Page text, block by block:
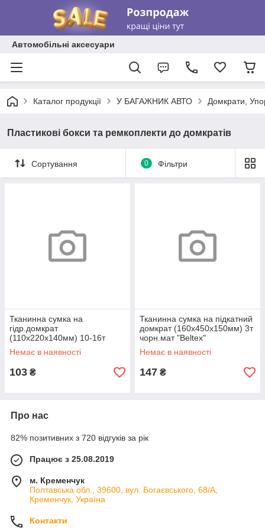
Автомобільні аксесуари
Каталог продукції У БАГАЖНИК АВТО Домкрати,
Пластикові бокси та ремкоплекти до домкратів
Сортування 0 Фільтри
Тканинна сумка на
гідр.домкрат
(110х220х140мм) 10-16т
чорн.мат (L) "Beltex"
Немає в наявності
103 ₴
Тканинна сумка на підкатний
домкрат (160х450х150мм) 3т
чорн.мат "Beltex"
Немає в наявності
147 ₴
Про нас
82% позитивних з 720 відгуків за рік
Працює з 25.08.2019
м. Кременчук
Полтавська обл., 39600, вул. Богаєвського, 68/А,
Кременчук, Україна
Контакти